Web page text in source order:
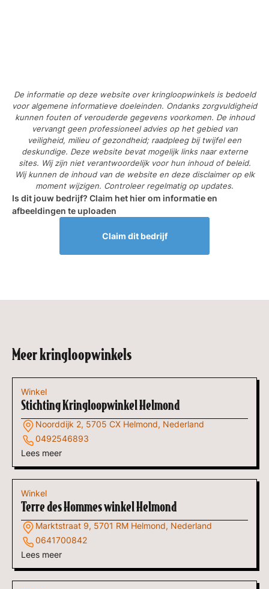
De informatie op deze website over kringloopwinkels is bedoeld
voor algemene informatieve doeleinden. Ondanks zorgvuldigheid
kunnen fouten of verouderde gegevens voorkomen. De inhoud
vervangt geen professioneel advies op het gebied van
veiligheid, milieu of gezondheid; raadpleeg bij twijfel een
deskundige. Deze website bevat mogelijk links naar externe
sites. Wij zijn niet verantwoordelijk voor hun inhoud of beleid.
Wij kunnen de inhoud van de website en deze disclaimer op elk
moment wijzigen. Controleer regelmatig op updates.
Is dit jouw bedrijf? Claim het hier om informatie en
afbeeldingen te uploaden
Claim dit bedrijf
Meer kringloopwinkels
Winkel
Stichting Kringloopwinkel Helmond
Noorddijk 2, 5705 CX Helmond, Nederland
0492546893
Lees meer
Winkel
Terre des Hommes winkel Helmond
Marktstraat 9, 5701 RM Helmond, Nederland
0641700842
Lees meer